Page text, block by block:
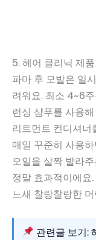
5. 헤어 클리닉 제
파마 후 모발은 일
려워요. 최소 4~6
런싱 샴푸를 사용
리트먼트 컨디셔너
매일 꾸준히 사용
오일을 살짝 발라
정말 효과적이에요
느새 찰랑찰랑한
관련글 보기: